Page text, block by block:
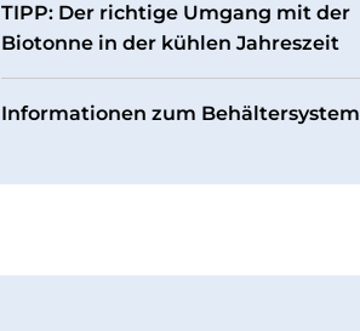
TIPP: Der richtige Umgang mit der
Biotonne in der kühlen Jahreszeit
Informationen zum Behältersystem